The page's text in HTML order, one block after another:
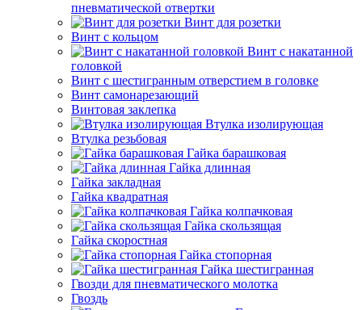
пневматической отвертки
Винт для розетки
Винт с кольцом
Винт с накатанной
головкой
Винт с шестигранным отверстием в головке
Винт самонарезающий
Винтовая заклепка
Втулка изолирующая
Втулка резьбовая
Гайка барашковая
Гайка длинная
Гайка закладная
Гайка квадратная
Гайка колпачковая
Гайка скользящая
Гайка скоростная
Гайка стопорная
Гайка шестигранная
Гвозди для пневматического молотка
Гвоздь